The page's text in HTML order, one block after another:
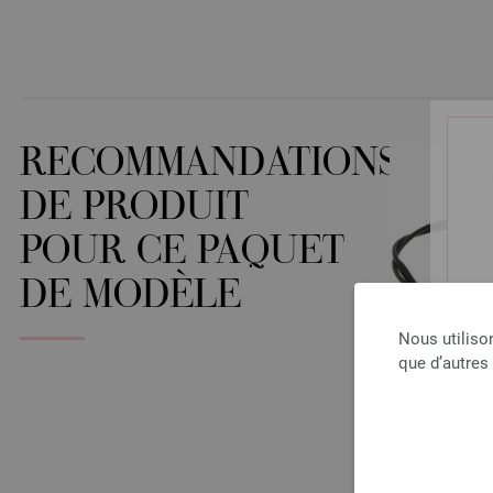
Nous
que
RECOMMANDATIONS
DE PRODUIT
POUR CE PAQUET
DE MODÈLE